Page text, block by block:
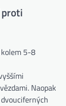
5-8
Naopak